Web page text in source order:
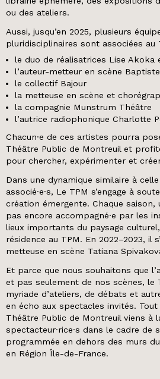
ou des ateliers.
Aussi, jusqu’en 2025, plusieurs
pluridisciplinaires sont associées au
le duo de réalisatrices Lise Akoka
l’auteur-metteur en scène
le collectif Bajour
la metteuse en scène et
la compagnie Munstrum Théâtre
l’autrice radiophonique Charlotte
Chacun·e de ces artistes pourra
Théâtre Public de Montreuil et
pour chercher, expérimenter et
Dans une dynamique similaire à
associé·e·s, Le TPM s’engage à
création émergente. Chaque saison,
pas encore accompagné·e par les
lieux importants du paysage culturel,
résidence au TPM. En 2022–2023, il
metteuse en scène Tatiana
Et parce que nous souhaitons que
et pas seulement de nos scènes, le
myriade d’ateliers, de débats et
en écho aux spectacles invités. Tout
Théâtre Public de Montreuil viens à
spectacteur·rice·s dans le cadre de
programmée en dehors des murs
en Région Île-de-France.